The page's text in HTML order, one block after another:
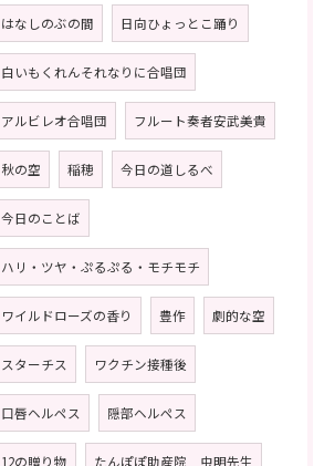
はなしのぶの間 日向ひょっとこ踊り
白いもくれんそれなりに合唱団
アルビレオ合唱団 フルート奏者安武美貴
秋の空 稲穂 今日の道しるべ
今日のことば
ハリ・ツヤ・ぷるぷる・モチモチ
ワイルドローズの香り 豊作 劇的な空
スターチス ワクチン接種後
口唇ヘルペス 隠部ヘルペス
12の贈り物 たんぽぽ助産院 虫明先生